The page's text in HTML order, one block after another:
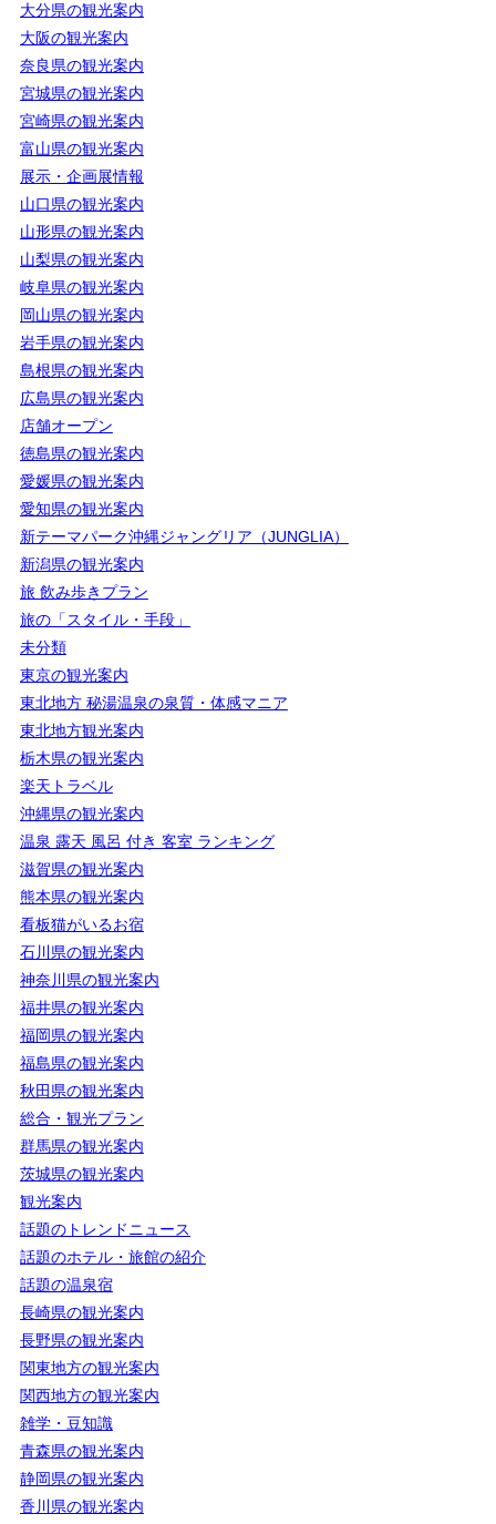
大分県の観光案内
大阪の観光案内
奈良県の観光案内
宮城県の観光案内
宮崎県の観光案内
富山県の観光案内
展示・企画展情報
山口県の観光案内
山形県の観光案内
山梨県の観光案内
岐阜県の観光案内
岡山県の観光案内
岩手県の観光案内
島根県の観光案内
広島県の観光案内
店舗オープン
徳島県の観光案内
愛媛県の観光案内
愛知県の観光案内
新テーマパーク沖縄ジャングリア（JUNGLIA）
新潟県の観光案内
旅 飲み歩きプラン
旅の「スタイル・手段」
未分類
東京の観光案内
東北地方 秘湯温泉の泉質・体感マニア
東北地方観光案内
栃木県の観光案内
楽天トラベル
沖縄県の観光案内
温泉 露天 風呂 付き 客室 ランキング
滋賀県の観光案内
熊本県の観光案内
看板猫がいるお宿
石川県の観光案内
神奈川県の観光案内
福井県の観光案内
福岡県の観光案内
福島県の観光案内
秋田県の観光案内
総合・観光プラン
群馬県の観光案内
茨城県の観光案内
観光案内
話題のトレンドニュース
話題のホテル・旅館の紹介
話題の温泉宿
長崎県の観光案内
長野県の観光案内
関東地方の観光案内
関西地方の観光案内
雑学・豆知識
青森県の観光案内
静岡県の観光案内
香川県の観光案内